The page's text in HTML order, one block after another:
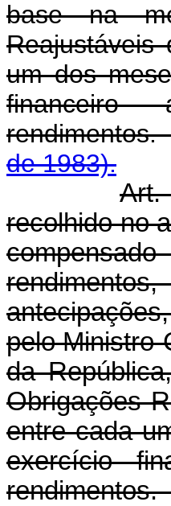
base na
Reajustáveis
um dos
de 1983).
Art.
recolhido no
pelo
da
Obrigações
entre cada
exercício